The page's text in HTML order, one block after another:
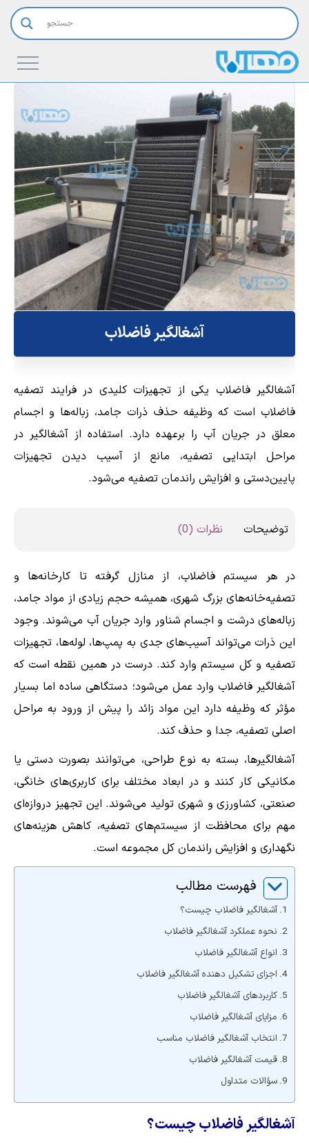
آشغالگیر فاضلاب
آشغالگیر فاضلاب یکی از تجهیزات کلیدی در فرایند تصفیه
فاضلاب است که وظیفه حذف ذرات جامد، زباله‌ها و اجسام
معلق در جریان آب را برعهده دارد. استفاده از آشغالگیر در
مراحل ابتدایی تصفیه، مانع از آسیب دیدن تجهیزات
پایین‌دستی و افزایش راندمان تصفیه می‌شود.
توضیحات نظرات (0)
در هر سیستم فاضلاب، از منازل گرفته تا کارخانه‌ها و
تصفیه‌خانه‌های بزرگ شهری، همیشه حجم زیادی از مواد جامد،
زباله‌های درشت و اجسام شناور وارد جریان آب می‌شوند. وجود
این ذرات می‌تواند آسیب‌های جدی به پمپ‌ها، لوله‌ها، تجهیزات
تصفیه و کل سیستم وارد کند. درست در همین نقطه است که
آشغالگیر فاضلاب وارد عمل می‌شود؛ دستگاهی ساده اما بسیار
مؤثر که وظیفه دارد این مواد زائد را پیش از ورود به مراحل
اصلی تصفیه، جدا و حذف کند.
آشغالگیرها، بسته به نوع طراحی، می‌توانند بصورت دستی یا
مکانیکی کار کنند و در ابعاد مختلف برای کاربری‌های خانگی،
صنعتی، کشاورزی و شهری تولید می‌شوند. این تجهیز دروازه‌ای
مهم برای محافظت از سیستم‌های تصفیه، کاهش هزینه‌های
نگهداری و افزایش راندمان کل مجموعه است.
فهرست مطالب
آشغالگیر فاضلاب چیست؟
نحوه عملکرد آشغالگیر فاضلاب
انواع آشغالگیر فاضلاب
اجزای تشکیل دهنده آشغالگیر فاضلاب
کاربردهای آشغالگیر فاضلاب
مزایای آشغالگیر فاضلاب
انتخاب آشغالگیر فاضلاب مناسب
قیمت آشغالگیر فاضلاب
سؤالات متداول
آشغالگیر فاضلاب چیست؟